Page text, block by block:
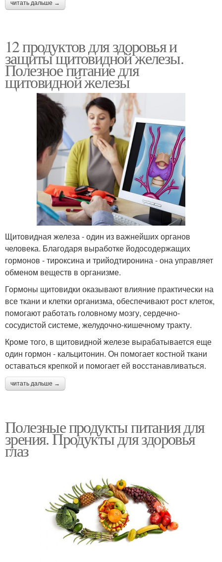
читать дальше →
12 продуктов для здоровья и
защиты щитовидной железы.
Полезное питание для
щитовидной железы
Щитовидная железа - один из важнейших органов
человека. Благодаря выработке йодосодержащих
гормонов - тироксина и трийодтиронина - она управляет
обменом веществ в организме.
Гормоны щитовидки оказывают влияние практически на
все ткани и клетки организма, обеспечивают рост клеток,
помогают работать головному мозгу, сердечно-
сосудистой системе, желудочно-кишечному тракту.
Кроме того, в щитовидной железе вырабатывается еще
один гормон - кальцитонин. Он помогает костной ткани
оставаться крепкой и помогает ей восстанавливаться.
читать дальше →
Полезные продукты питания для
зрения. Продукты для здоровья
глаз